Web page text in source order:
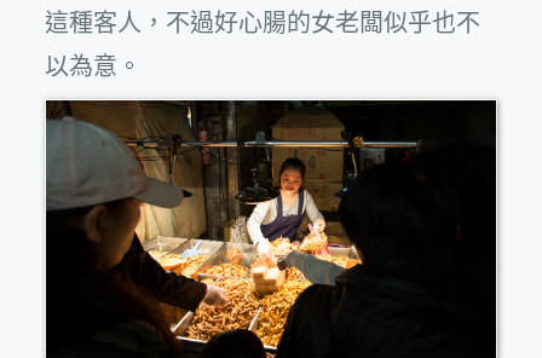
這種客人，不過好心腸的女老闆似乎也不
以為意。